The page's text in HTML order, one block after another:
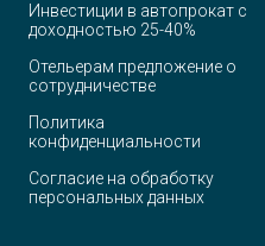
Инвестиции в автопрокат с
доходностью 25-40%
Отельерам предложение о
сотрудничестве
Политика
конфиденциальности
Согласие на обработку
персональных данных